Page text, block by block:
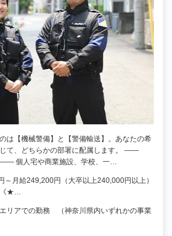
は【機械警備】と【警備輸送】。あなたの希
て、どちらかの部署に配属します。 ――
―― 個人宅や商業施設、学校、一…
～月給249,200円（大卒以上240,000円以上）
《★…
リアでの勤務 （神奈川県内いずれかの事業